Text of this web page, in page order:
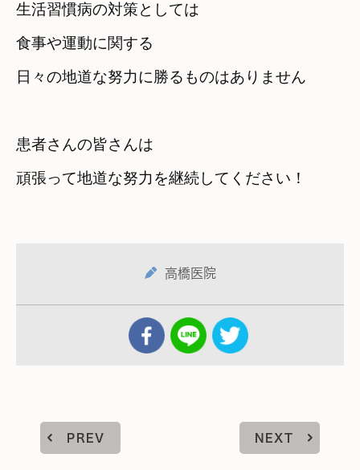
生活習慣病の対策としては
食事や運動に関する
日々の地道な努力に勝るものはありません
患者さんの皆さんは
頑張って地道な努力を継続してください！
高橋医院
PREV NEXT